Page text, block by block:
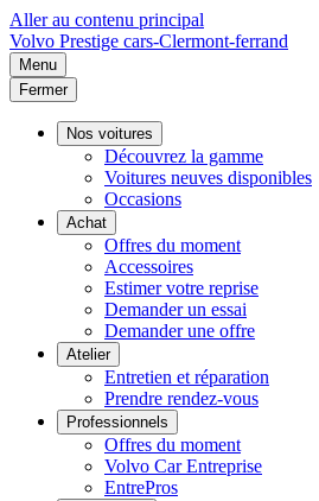
Aller au contenu principal
Volvo Prestige cars-Clermont-ferrand
Menu
Fermer
Nos voitures
Découvrez la gamme
Voitures neuves disponibles
Occasions
Achat
Offres du moment
Accessoires
Estimer votre reprise
Demander un essai
Demander une offre
Atelier
Entretien et réparation
Prendre rendez-vous
Professionnels
Offres du moment
Volvo Car Entreprise
EntrePros